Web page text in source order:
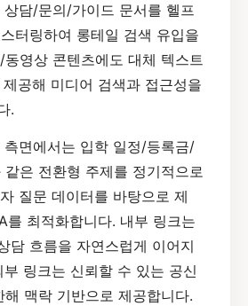
상담/문의/가이드 문서를 헬프
터링하여 롱테일 검색 유입을
영상 콘텐츠에도 대체 텍스트
제공해 미디어 검색과 접근성을
.
측면에서는 입학 일정/등록금/
같은 전환형 주제를 정기적으로
질문 데이터를 바탕으로 제
를 최적화합니다. 내부 링크는
담 흐름을 자연스럽게 이어지
링크는 신뢰할 수 있는 공신
맥락 기반으로 제공합니다.